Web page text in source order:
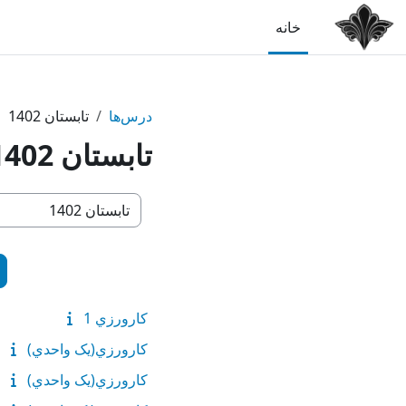
پرش به محتوای اصلی
خانه
درس‌ها تابستان 1402
تابستان 1402
طبقه‌های درسی
کارورزي 1
كارورزي(يک واحدي)
كارورزي(يک واحدي)